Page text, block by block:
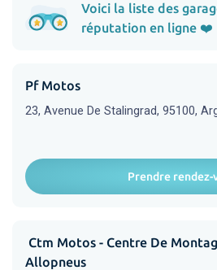
Voici la liste des
réputation en ligne ❤️
Pf Motos
23, Avenue De Stalingrad, 95100,
Prendre rendez-
Ctm Motos - Centre De
Allopneus